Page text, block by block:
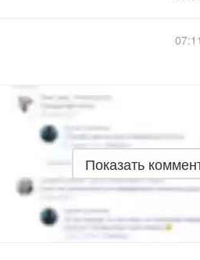
07:11
Показать